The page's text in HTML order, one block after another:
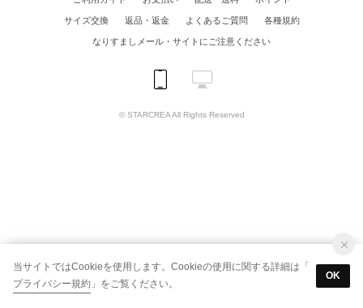
サイズ交換 返品・返金 よくあるご質問 各種規約
なりすましメール・サイトにご注意ください
© STARCREA All Rights Reserved
当サイトではCookieを使用します。Cookieの使用に関する詳細は「
プライバシー規約 」をご覧ください。
OK